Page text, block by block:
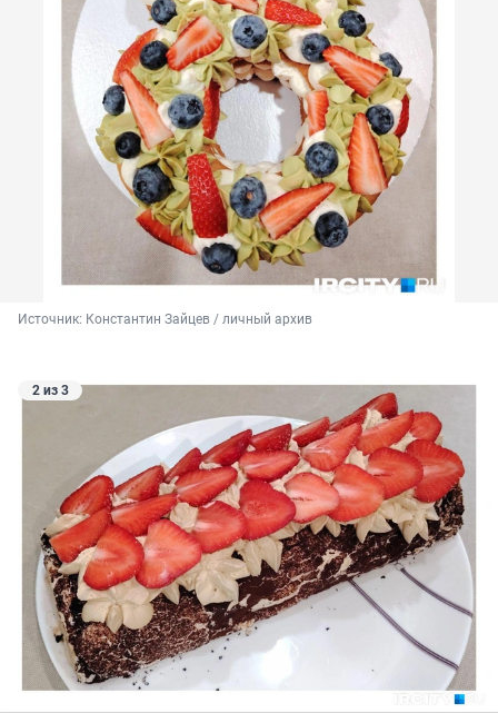
Источник: Константин Зайцев / личный архив
2 из 3